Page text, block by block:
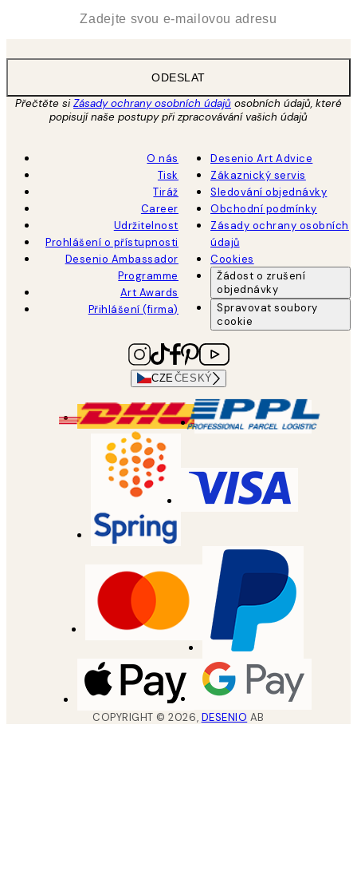
ODESLAT
Přečtěte siZásady ochrany osobních údajů osobních údajů, které
popisují naše postupy při zpracovávání vašich údajů
O nás
Tisk
Tiráž
Career
Udržitelnost
Prohlášení o přístupnosti
Desenio Ambassador
Programme
Art Awards
Přihlášení (firma)
Desenio Art Advice
Zákaznický servis
Sledování objednávky
Obchodní podmínky
Zásady ochrany osobních
údajů
Cookies
Žádost o zrušení
objednávky
Spravovat soubory
cookie
CZEČESKÝ
COPYRIGHT ©2026, DESENIO AB